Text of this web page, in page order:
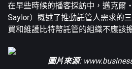
在早些時候的播客採訪中，邁克爾
Saylor）概述了推動託管人需求的
買和維護比特幣託管的組織不應該
圖片來源: